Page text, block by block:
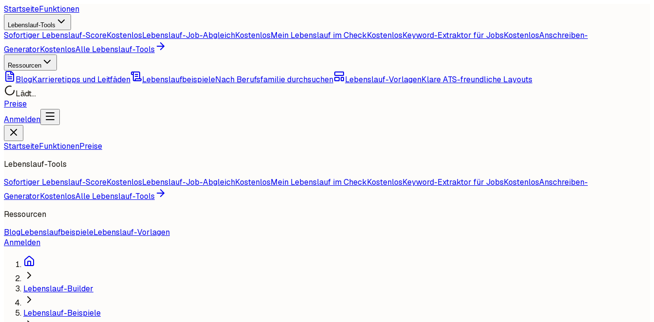
StartseiteFunktionen
Lebenslauf-Tools
Sofortiger Lebenslauf-ScoreKostenlosLebenslauf-Job-AbgleichKostenlosMein Lebenslauf im CheckKostenlosKeyword-Extraktor für JobsKostenlosAnschreiben-
GeneratorKostenlosAlle Lebenslauf-Tools
Ressourcen
BlogKarrieretipps und Leitfäden LebenslaufbeispieleNach Berufsfamilie durchsuchen Lebenslauf-VorlagenKlare ATS-freundliche Layouts
Lädt...
Preise
Anmelden
StartseiteFunktionenPreise
Lebenslauf-Tools
Sofortiger Lebenslauf-ScoreKostenlosLebenslauf-Job-AbgleichKostenlosMein Lebenslauf im CheckKostenlosKeyword-Extraktor für JobsKostenlosAnschreiben-
GeneratorKostenlosAlle Lebenslauf-Tools
Ressourcen
BlogLebenslaufbeispieleLebenslauf-Vorlagen
Anmelden
Lebenslauf-Builder
Lebenslauf-Beispiele